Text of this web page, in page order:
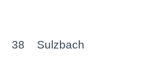
38
Sulzbach